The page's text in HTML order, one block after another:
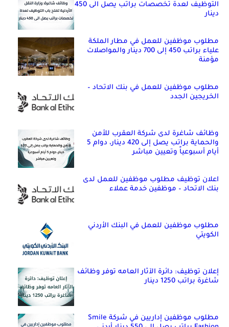
التوظيف لعدة تخصصات براتب يصل الى 450
دينار
مطلوب موظفين للعمل في مطار الملكة
علياء براتب 450 إلى 700 دينار والمواصلات
مؤمنة
مطلوب موظفين للعمل في بنك الاتحاد –
الخريجين الجدد
وظائف شاغرة لدى شركة العقرب للأمن
والحماية براتب يصل إلى 420 دينار، دوام 5
أيام أسبوعياً وتعيين مباشر
اعلان توظيف مطلوب موظفين للعمل لدى
بنك الاتحاد – موظفين خدمة عملاء
مطلوب موظفين للعمل في البنك الأردني
الكويتي
إعلان توظيف: دائرة الآثار العامه توفر وظائف
شاغرة براتب 1250 دينار
مطلوب موظفين إداريين في شركة Smile